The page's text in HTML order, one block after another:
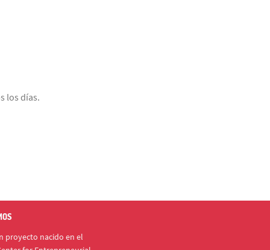
los días.
proyecto nacido en el